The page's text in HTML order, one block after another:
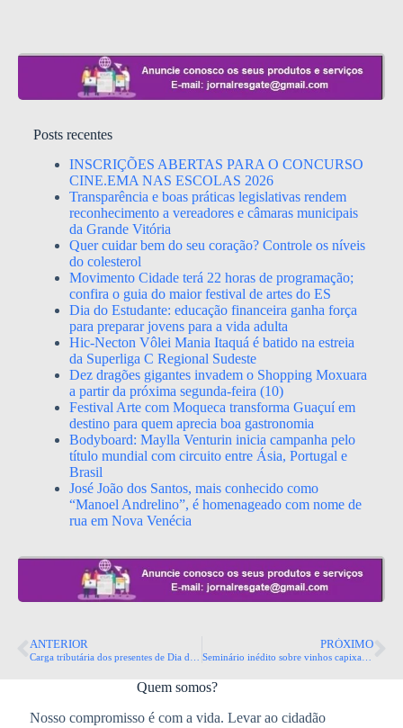
Posts recentes
INSCRIÇÕES ABERTAS PARA O CONCURSO
CINE.EMA NAS ESCOLAS 2026
Transparência e boas práticas legislativas rendem
reconhecimento a vereadores e câmaras municipais
da Grande Vitória
Quer cuidar bem do seu coração? Controle os níveis
do colesterol
Movimento Cidade terá 22 horas de programação;
confira o guia do maior festival de artes do ES
Dia do Estudante: educação financeira ganha força
para preparar jovens para a vida adulta
Hic-Necton Vôlei Mania Itaquá é batido na estreia
da Superliga C Regional Sudeste
Dez dragões gigantes invadem o Shopping Moxuara
a partir da próxima segunda-feira (10)
Festival Arte com Moqueca transforma Guaçuí em
destino para quem aprecia boa gastronomia
Bodyboard: Maylla Venturin inicia campanha pelo
título mundial com circuito entre Ásia, Portugal e
Brasil
José João dos Santos, mais conhecido como
“Manoel Andrelino”, é homenageado com nome de
rua em Nova Venécia
ANTERIOR PRÓXIMO
Quem somos?
Nosso compromisso é com a vida. Levar ao cidadão